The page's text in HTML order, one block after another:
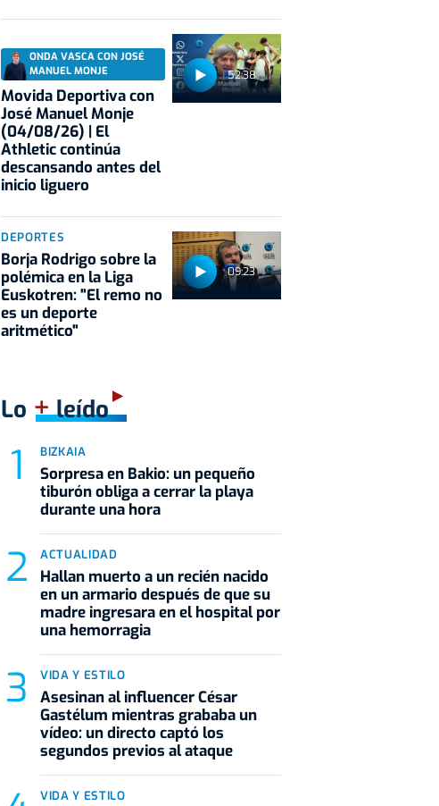
52:38
ONDA VASCA CON JOSÉ
MANUEL MONJE
Movida Deportiva con
José Manuel Monje
(04/08/26) | El
Athletic continúa
descansando antes del
inicio liguero
09:23
DEPORTES
Borja Rodrigo sobre la
polémica en la Liga
Euskotren: "El remo no
es un deporte
aritmético"
Lo +leído
BIZKAIA
Sorpresa en Bakio: un pequeño
tiburón obliga a cerrar la playa
durante una hora
ACTUALIDAD
Hallan muerto a un recién nacido
en un armario después de que su
madre ingresara en el hospital por
una hemorragia
VIDA Y ESTILO
Asesinan al influencer César
Gastélum mientras grababa un
vídeo: un directo captó los
segundos previos al ataque
VIDA Y ESTILO